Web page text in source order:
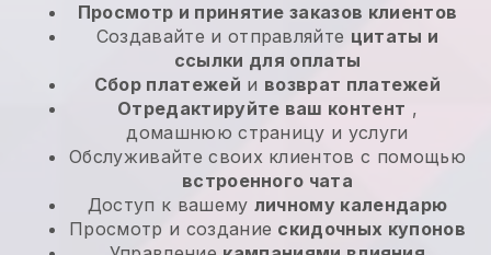
Просмотр и принятие заказов клиентов
Создавайте и отправляйте цитаты и
ссылки для оплаты
Сбор платежей и возврат платежей
Отредактируйте ваш контент ,
домашнюю страницу и услуги
Обслуживайте своих клиентов с помощью
встроенного чата
Доступ к вашему личному календарю
Просмотр и создание скидочных купонов